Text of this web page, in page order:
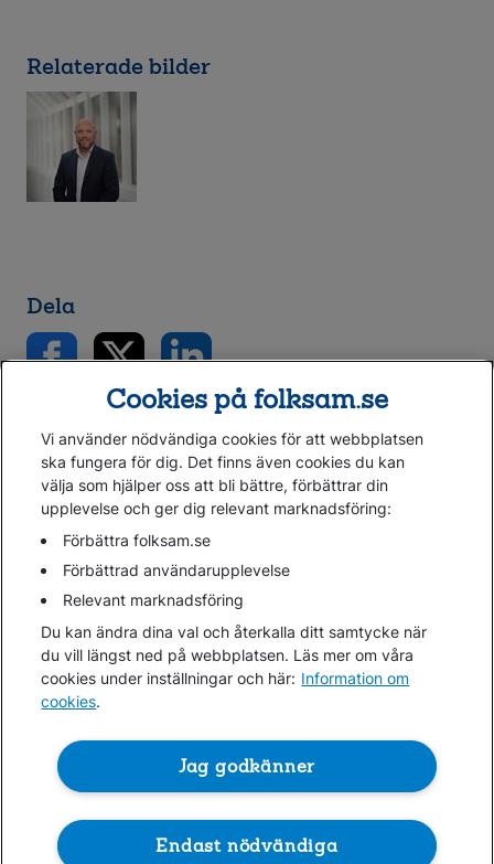
Relaterade bilder
Dela
Gå direkt till...
Folksam.se
Finansiell information
Lediga jobb
Cookies
Hantera cookies
Personuppgifter GDPR
Om penningtvättslagen
Cookies på folksam.se
Vi använder nödvändiga cookies för att webbplatsen
ska fungera för dig. Det finns även cookies du kan
välja som hjälper oss att bli bättre, förbättrar din
upplevelse och ger dig relevant marknadsföring:
Förbättra folksam.se
Förbättrad användarupplevelse
Relevant marknadsföring
Du kan ändra dina val och återkalla ditt samtycke när
du vill längst ned på webbplatsen. Läs mer om våra
cookies under inställningar och här: Information om
cookies.
Jag godkänner
Endast nödvändiga